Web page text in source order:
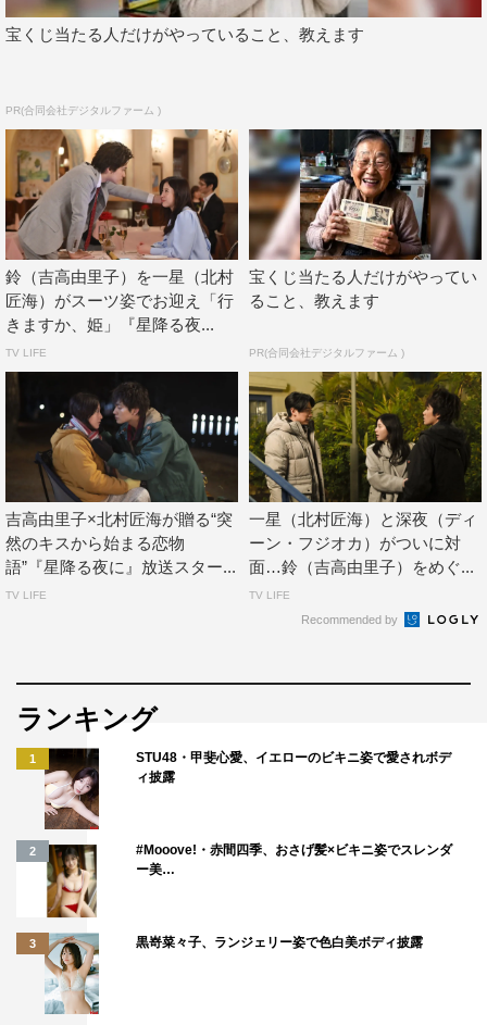
そんな一星を見て「子供だな」と言いながらも、なんだか
生きざまについつい魅入られ、窮屈に生きがちだった鈴の
心は徐々にほぐれていく。
『星降る夜に』©テレビ朝日
そして、その先に待ち受けているのは…第1話もビックリ
の急展開。「雪宮鈴、好きだ！」と、なんと雪が舞い降り
る踏切で、一星が鈴に突然の告白。果たして、鈴の何が一
さらに今夜は、第1話で「『
同時に、ろう者からも「高速すぎて驚いた」「自分たちが
普段話しているスピードと同じでうれしくなった」など、
絶賛の声が上がっている一星と親友・佐藤春（千葉雄大）
の下ネタ手話トークも再び展開。
しかも、今回はそこに鈴も参加することに。欧米と日本の
AV
の違いを高速手話で熱弁する一星、それを通訳する
春、興味津々に前のめり体勢で聞き入る鈴…というユニー
クなシーンで、3か月前から練習し続けて迎えた撮影日、
宝くじ当たる人だけがやっていること、教えます
PR(合同会社デジタルファーム )
鈴（吉高由里子）を一星（北村
匠海）がスーツ姿でお迎え「行
きますか、姫」『星降る夜...
TV LIFE
宝くじ当たる人だけがやってい
ること、教えます
PR(合同会社デジタルファーム )
吉高由里子×北村匠海が贈る“突
然のキスから始まる恋物
語”『星降る夜に』放送スター...
TV LIFE
一星（北村匠海）と深夜（ディ
ーン・フジオカ）がついに対
面…鈴（吉高由里子）をめぐ...
TV LIFE
Recommended by
ランキング
1
STU48・甲斐心愛、イエローのビキニ姿で愛されボデ
ィ披露
2
#Mooove!・赤間四季、おさげ髪×ビキニ姿でスレンダ
ー美…
3 黒嵜菜々子、ランジェリー姿で色白美ボディ披露